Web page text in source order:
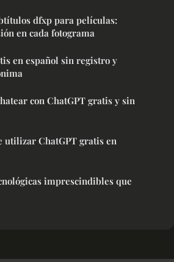
dfxp para películas:
en cada fotograma
en español sin registro y
con ChatGPT gratis y sin
utilizar ChatGPT gratis en
imprescindibles que